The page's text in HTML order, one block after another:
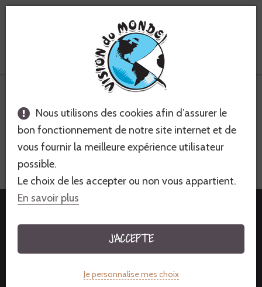
Nous utilisons des cookies afin d’assurer le
bon fonctionnement de notre site internet et de
vous fournir la meilleure expérience utilisateur
possible.
Le choix de les accepter ou non vous appartient.
En savoir plus
J'ACCEPTE
Je personnalise mes choix
France
FRANCE - LA BAIE DE SOMME À
VÉLO